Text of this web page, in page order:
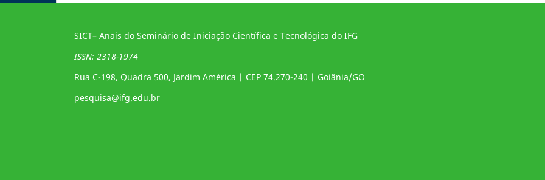
SICT– Anais do Seminário de Iniciação Científica e Tecnológica do IFG
ISSN: 2318-1974
Rua C-198, Quadra 500, Jardim América | CEP 74.270-240 | Goiânia/GO
pesquisa@ifg.edu.br